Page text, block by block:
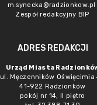
m.synecka@radzionkow.pl
Zespół redakcyjny BIP
ADRES REDAKCJI
Urząd Miasta
ul. Męczenników Oświęcimia
41-922 Radzionków
pokój nr 14, II piętro